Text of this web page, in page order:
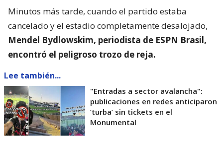
Minutos más tarde, cuando el partido estaba
cancelado y el estadio completamente desalojado,
Mendel Bydlowskim, periodista de ESPN Brasil,
encontró el peligroso trozo de reja.
Lee también...
"Entradas a sector avalancha":
publicaciones en redes anticiparon
’turba’ sin tickets en el
Monumental